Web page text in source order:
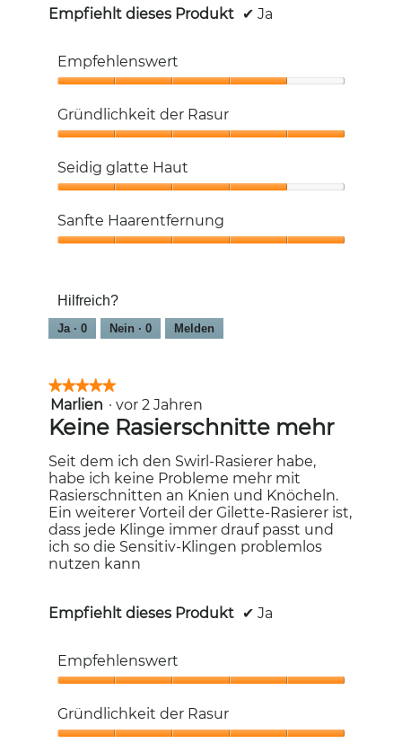
Empfiehlt dieses Produkt ✔ Ja
Empfehlenswert
4
von
Gründlichkeit der Rasur
der
Rasur,
von
5
Seidig glatte Haut
glatte
Haut,
Sanfte Haarentfernung
von
5
Hilfreich?
Ja · 0 Nein · 0 Melden
★★★★★
★★★★★
5
von
5
Sternen.
Marlien · vor 2 Jahren
Keine Rasierschnitte mehr
Seit dem ich den Swirl-Rasierer habe,
habe ich keine Probleme mehr mit
Rasierschnitten an Knien und Knöcheln.
Ein weiterer Vorteil der Gilette-Rasierer ist,
dass jede Klinge immer drauf passt und
ich so die Sensitiv-Klingen problemlos
nutzen kann
Empfiehlt dieses Produkt ✔ Ja
Empfehlenswert
5
von
Gründlichkeit der Rasur